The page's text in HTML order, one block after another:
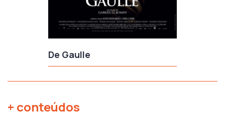
De Gaulle
+ conteúdos